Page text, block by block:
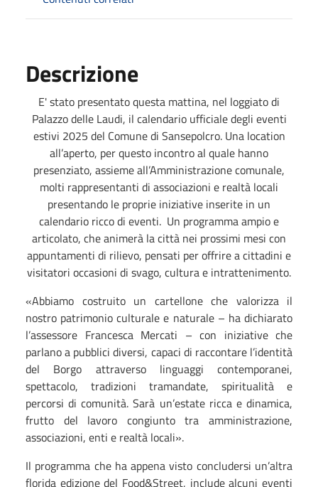
Descrizione
E' stato presentato questa mattina, nel loggiato di
Palazzo delle Laudi, il calendario ufficiale degli eventi
estivi 2025 del Comune di Sansepolcro. Una location
all’aperto, per questo incontro al quale hanno
presenziato, assieme all’Amministrazione comunale,
molti rappresentanti di associazioni e realtà locali
presentando le proprie iniziative inserite in un
calendario ricco di eventi. Un programma ampio e
articolato, che animerà la città nei prossimi mesi con
appuntamenti di rilievo, pensati per offrire a cittadini e
visitatori occasioni di svago, cultura e intrattenimento.
«Abbiamo costruito un cartellone che valorizza il
nostro patrimonio culturale e naturale – ha dichiarato
l’assessore Francesca Mercati – con iniziative che
parlano a pubblici diversi, capaci di raccontare l’identità
del Borgo attraverso linguaggi contemporanei,
spettacolo, tradizioni tramandate, spiritualità e
percorsi di comunità. Sarà un’estate ricca e dinamica,
frutto del lavoro congiunto tra amministrazione,
associazioni, enti e realtà locali».
Il programma che ha appena visto concludersi un’altra
florida edizione del Food&Street, include alcuni eventi